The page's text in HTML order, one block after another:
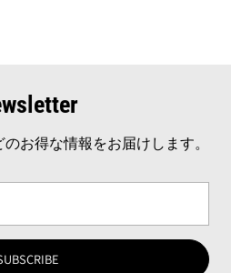
お得な情報をお届けします。